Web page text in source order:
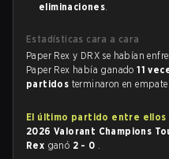
eliminaciones.
Estadísticas cara a cara
Paper Rex y DRX se habían
Paper Rex había ganado11
partidos terminaron en empate.
El último partido entre ellos
2026 Valorant Champions
Rex ganó 2 - 0 .